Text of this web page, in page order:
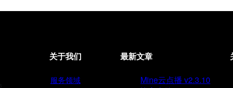
关于我们
服务领域
最新文章
Mine云点播 v2.3.10